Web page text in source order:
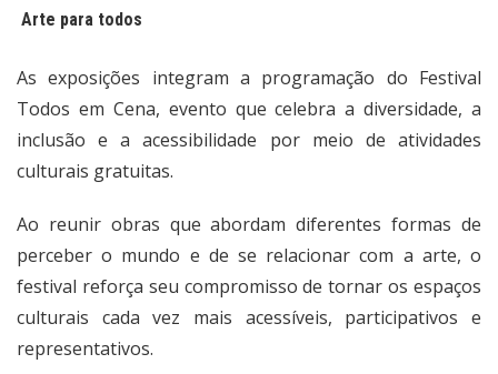
Arte para todos
As exposições integram a programação do Festival
Todos em Cena, evento que celebra a diversidade, a
inclusão e a acessibilidade por meio de atividades
culturais gratuitas.
Ao reunir obras que abordam diferentes formas de
perceber o mundo e de se relacionar com a arte, o
festival reforça seu compromisso de tornar os espaços
culturais cada vez mais acessíveis, participativos e
representativos.